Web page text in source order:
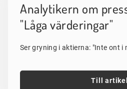
Analytikern om
"Låga värderingar"
Ser gryning i aktierna: "Inte ont i
Till